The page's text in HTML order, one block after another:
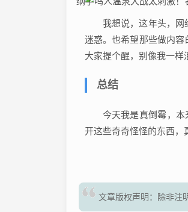
我想说，这年头，
迷惑。也希望那些做内
大家提个醒，别像我一样
总结
今天我是真倒霉，
开这些奇奇怪怪的东西，
文章版权声明：除非注